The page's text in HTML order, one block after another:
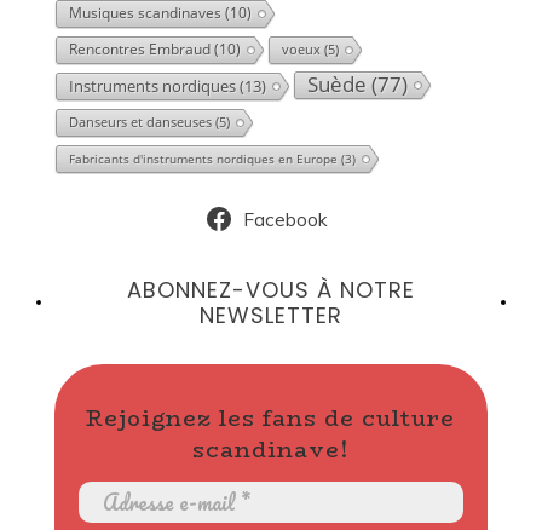
Musiques scandinaves (10)
Rencontres Embraud(10) voeux(5)
Instruments nordiques(13) Suède (77)
Danseurs et danseuses(5)
Fabricants d'instruments nordiques en Europe (3)
Facebook
ABONNEZ-VOUS À NOTRE
NEWSLETTER
Rejoignez les fans de culture
scandinave!